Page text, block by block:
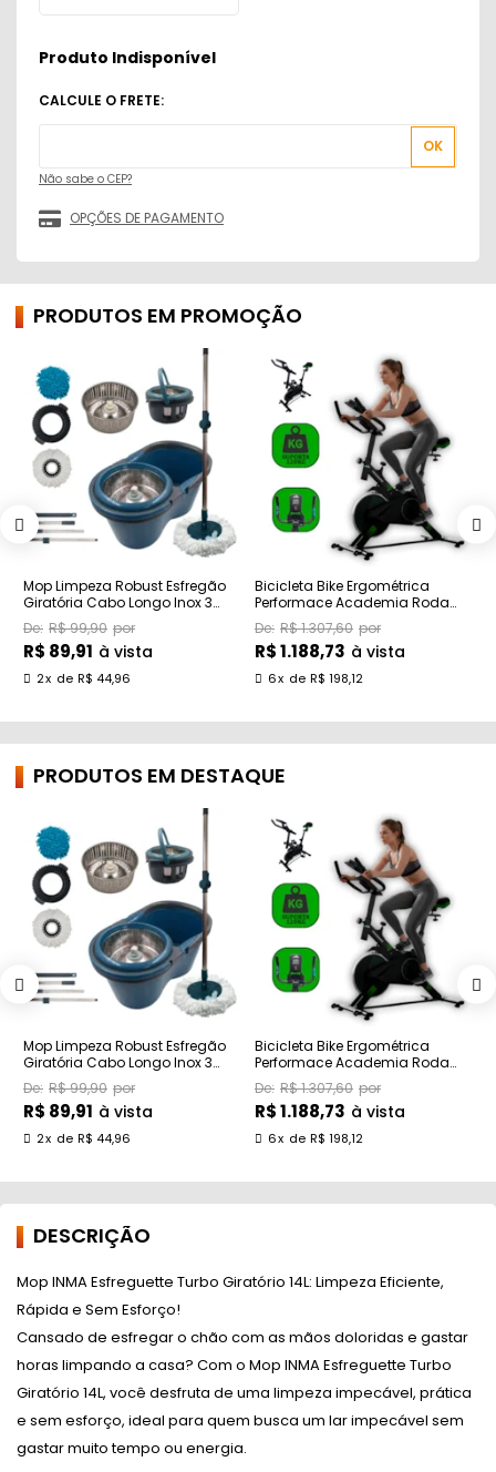
Produto Indisponível
Não sabe o CEP?
PRODUTOS EM PROMOÇÃO
Mop Limpeza Robust Esfregão
Giratória Cabo Longo Inox 3
Refil 16lR$ 99,90
R$ 89,91 à vista
2x de R$ 44,96
Bicicleta Bike Ergométrica
Performace Academia Roda
Inércia Althor
R$ 1.307,60
R$ 1.188,73 à vista
6x de R$ 198,12
PRODUTOS EM DESTAQUE
Mop Limpeza Robust Esfregão
Giratória Cabo Longo Inox 3
Refil 16lR$ 99,90
R$ 89,91 à vista
2x de R$ 44,96
Bicicleta Bike Ergométrica
Performace Academia Roda
Inércia Althor
R$ 1.307,60
R$ 1.188,73 à vista
6x de R$ 198,12
DESCRIÇÃO
Mop INMA Esfreguette Turbo Giratório 14L: Limpeza Eficiente,
Rápida e Sem Esforço!
Cansado de esfregar o chão com as mãos doloridas e gastar
horas limpando a casa? Com o Mop INMA Esfreguette Turbo
Giratório 14L, você desfruta de uma limpeza impecável, prática
e sem esforço, ideal para quem busca um lar impecável sem
gastar muito tempo ou energia.